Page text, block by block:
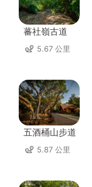
蕃社嶺古道
5.67 公里
五酒桶山步道
5.87 公里